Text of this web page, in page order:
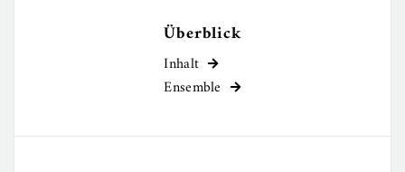
Überblick
Inhalt 
Ensemble 